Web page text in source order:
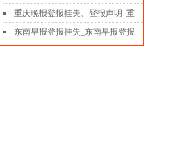
重庆晚报登报挂失、登报声明_重
东南早报登报挂失_东南早报登报